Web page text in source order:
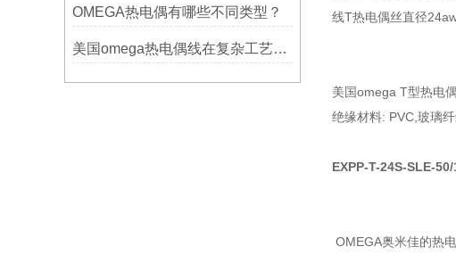
OMEGA热电偶有哪些不同类型？
美国omega热电偶线在复杂工艺中的角色
线T热电偶丝直径
美国omega T型热电
绝缘材料: PVC,玻璃
EXPP-T-24S-SLE-
OMEGA奥米佳的热